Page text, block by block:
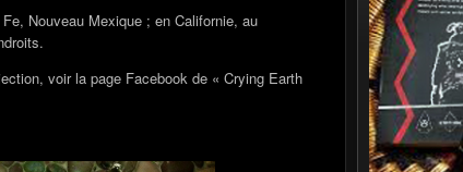
Nouveau Mexique ; en Californie, au
voir la page Facebook de « Crying Earth